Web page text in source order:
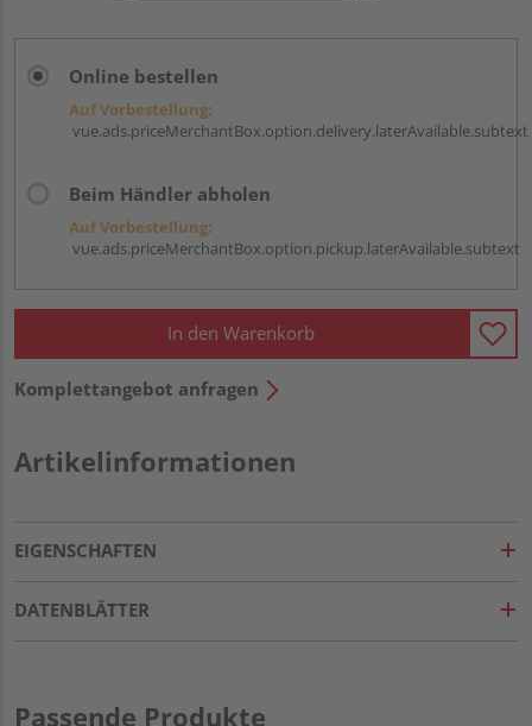
Online bestellen
Auf Vorbestellung:
vue.ads.priceMerchantBox.option.delivery.laterAvailable.subtext
Beim Händler abholen
Auf Vorbestellung:
vue.ads.priceMerchantBox.option.pickup.laterAvailable.subtext
In den Warenkorb
Komplettangebot anfragen
Artikelinformationen
EIGENSCHAFTEN
DATENBLÄTTER
Passende Produkte